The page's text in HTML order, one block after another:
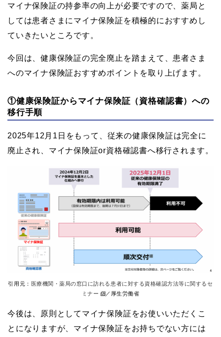
マイナ保険証の持参率の向上が必要ですので、薬局と
しては患者さまにマイナ保険証を積極的におすすめし
ていきたいところです。
今回は、健康保険証の完全廃止を踏まえて、患者さま
へのマイナ保険証おすすめポイントを取り上げます。
①健康保険証からマイナ保険証（資格確認書）への
移行手順
2025年12月1日をもって、従来の健康保険証は完全に
廃止され、マイナ保険証or資格確認書へ移行されます。
引用元：
医療機関・薬局の窓口に訪れる患者に対する資格確認方法等に関するセ
ミナー
／厚生労働省
今後は、原則としてマイナ保険証をお使いいただくこ
とになりますが、マイナ保険証をお持ちでない方には